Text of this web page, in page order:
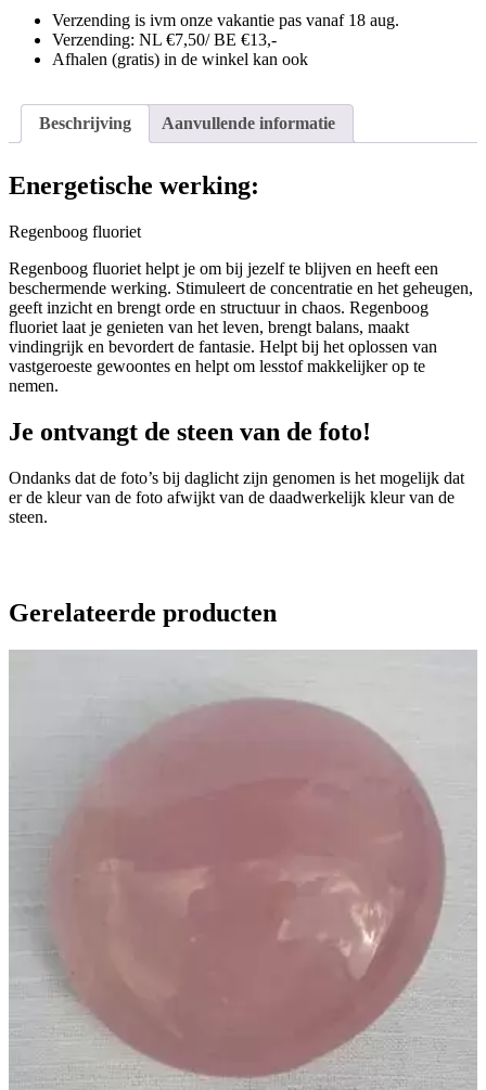
Verzending is ivm onze vakantie pas vanaf 18 aug.
Verzending: NL €7,50/ BE €13,-
Afhalen (gratis) in de winkel kan ook
Beschrijving Aanvullende informatie
Energetische werking:
Regenboog fluoriet
Regenboog fluoriet helpt je om bij jezelf te blijven en heeft een
beschermende werking. Stimuleert de concentratie en het geheugen,
geeft inzicht en brengt orde en structuur in chaos. Regenboog
fluoriet laat je genieten van het leven, brengt balans, maakt
vindingrijk en bevordert de fantasie. Helpt bij het oplossen van
vastgeroeste gewoontes en helpt om lesstof makkelijker op te
nemen.
Je ontvangt de steen van de foto!
Ondanks dat de foto’s bij daglicht zijn genomen is het mogelijk dat
er de kleur van de foto afwijkt van de daadwerkelijk kleur van de
steen.
Gerelateerde producten